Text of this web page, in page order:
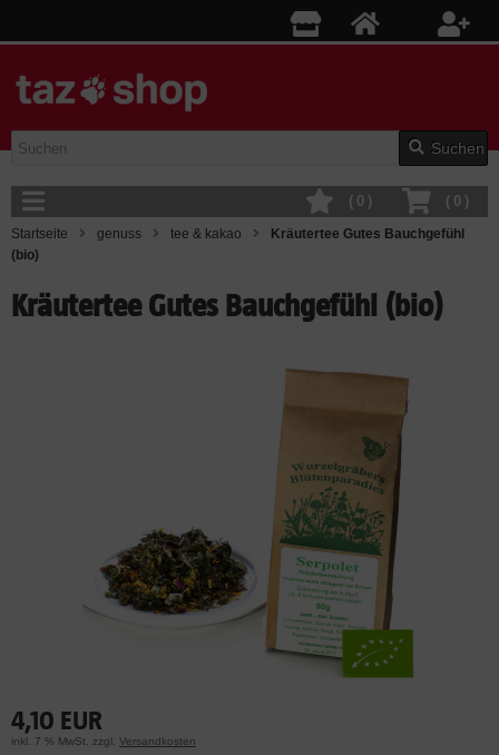
Suchen
( 0 )
( 0 )
Startseite genuss tee & kakao
Kräutertee Gutes Bauchgefühl
(bio)
Kräutertee Gutes Bauchgefühl (bio)
4,10 EUR
inkl. 7 % MwSt. zzgl. Versandkosten